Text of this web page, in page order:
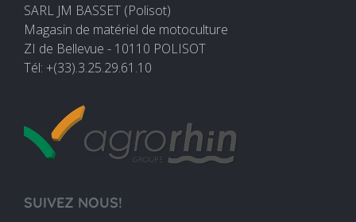
SARL JM BASSET (Polisot)
Magasin de matériel de motoculture
ZI de Bellevue - 10110 POLISOT
Tél: +(33).3.25.29.61.10
SUIVEZ NOUS!